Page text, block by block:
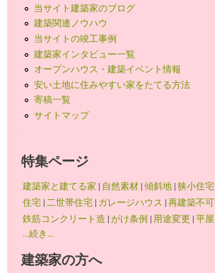
当サイト建築家のブログ
建築関連ノウハウ
当サイトの竣工事例
建築家インタビュー一覧
オープンハウス・建築イベント情報
安い土地に住みやすい家をたてる方法
寄稿一覧
サイトマップ
特集ページ
建築家と建てる家 | 自然素材|傾斜地|狭小住宅
住宅|二世帯住宅| ガレージハウス |再建築不可
鉄筋コンクリート造 |がけ条例 | 用途変更 |平屋
...続き...
建築家の方へ